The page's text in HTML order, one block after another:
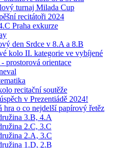
turnaj Milada Cup
recitátoři 2024
Praha exkurze
den Srdce v 8.A a 8.B
kolo II. kategorie ve vybíjené
prostorová orientace
recitační soutěže
v Prezentiádě 2024!
hra o co nejdelší papírový řetěz
3.B, 4.A
2.C, 3.C
2.A, 3.C
1.D, 2.B